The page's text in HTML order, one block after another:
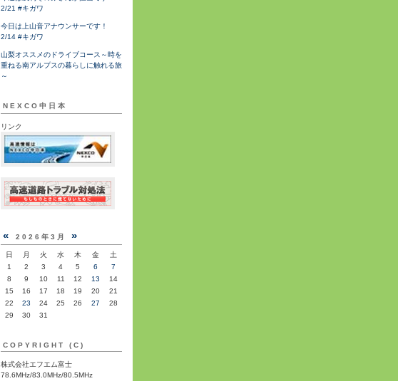
2/21 #キガワ
今日は上山音アナウンサーです！
2/14 #キガワ
山梨オススメのドライブコース～時を
重ねる南アルプスの暮らしに触れる旅
～
NEXCO中日本
リンク
« 2026年3月 »
日 月 火 水 木 金
土
1
2 3 4 5 6
7
8
9 10 11 12 13
14
15
16 17 18 19 20
21
22
23 24 25 26 27
28
29
30 31
COPYRIGHT (C)
株式会社エフエム富士
78.6MHz/83.0MHz/80.5MHz